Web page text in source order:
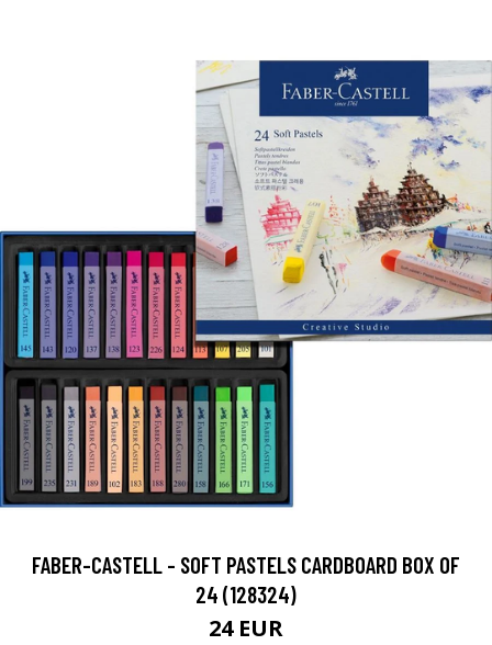
FABER-CASTELL - SOFT PASTELS CARDBOARD BOX OF
24 (128324)
24 EUR